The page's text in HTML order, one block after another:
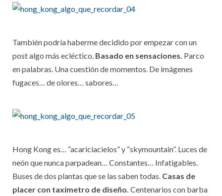
También podría haberme decidido por empezar con un
post algo más ecléctico. Basado en sensaciones. Parco
en palabras. Una cuestión de momentos. De imágenes
fugaces… de olores… sabores…
Hong Kong es… “acariciacielos” y “skymountain”. Luces de
neón que nunca parpadean… Constantes… Infatigables.
Buses de dos plantas que se las saben todas. Casas de
placer con taxímetro de diseño. Centenarios con barba